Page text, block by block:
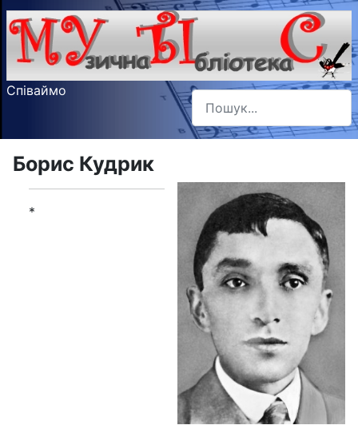
Співаймо Пошук
Type 2 or more characters
Борис Кудрик
*